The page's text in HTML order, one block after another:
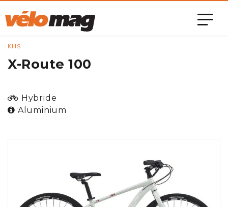
KHS
X-Route 100
Hybride
Aluminium